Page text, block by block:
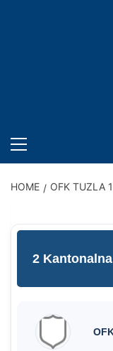
MENU
HOME OFK TUZLA
2